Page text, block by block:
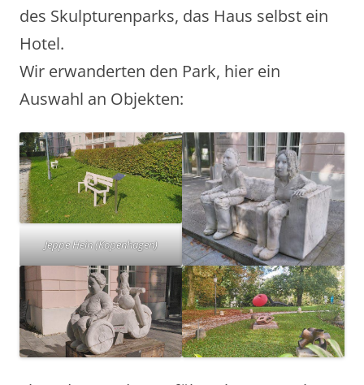
des Skulpturenparks, das Haus selbst ein
Hotel.
Wir erwanderten den Park, hier ein
Auswahl an Objekten:
Jeppe Hein (Kopenhagen)